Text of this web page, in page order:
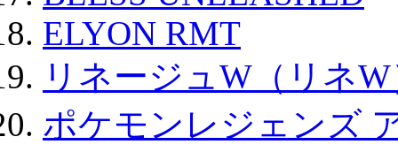
ELYON RMT
リネージュW（リネ
ポケモンレジェンズ